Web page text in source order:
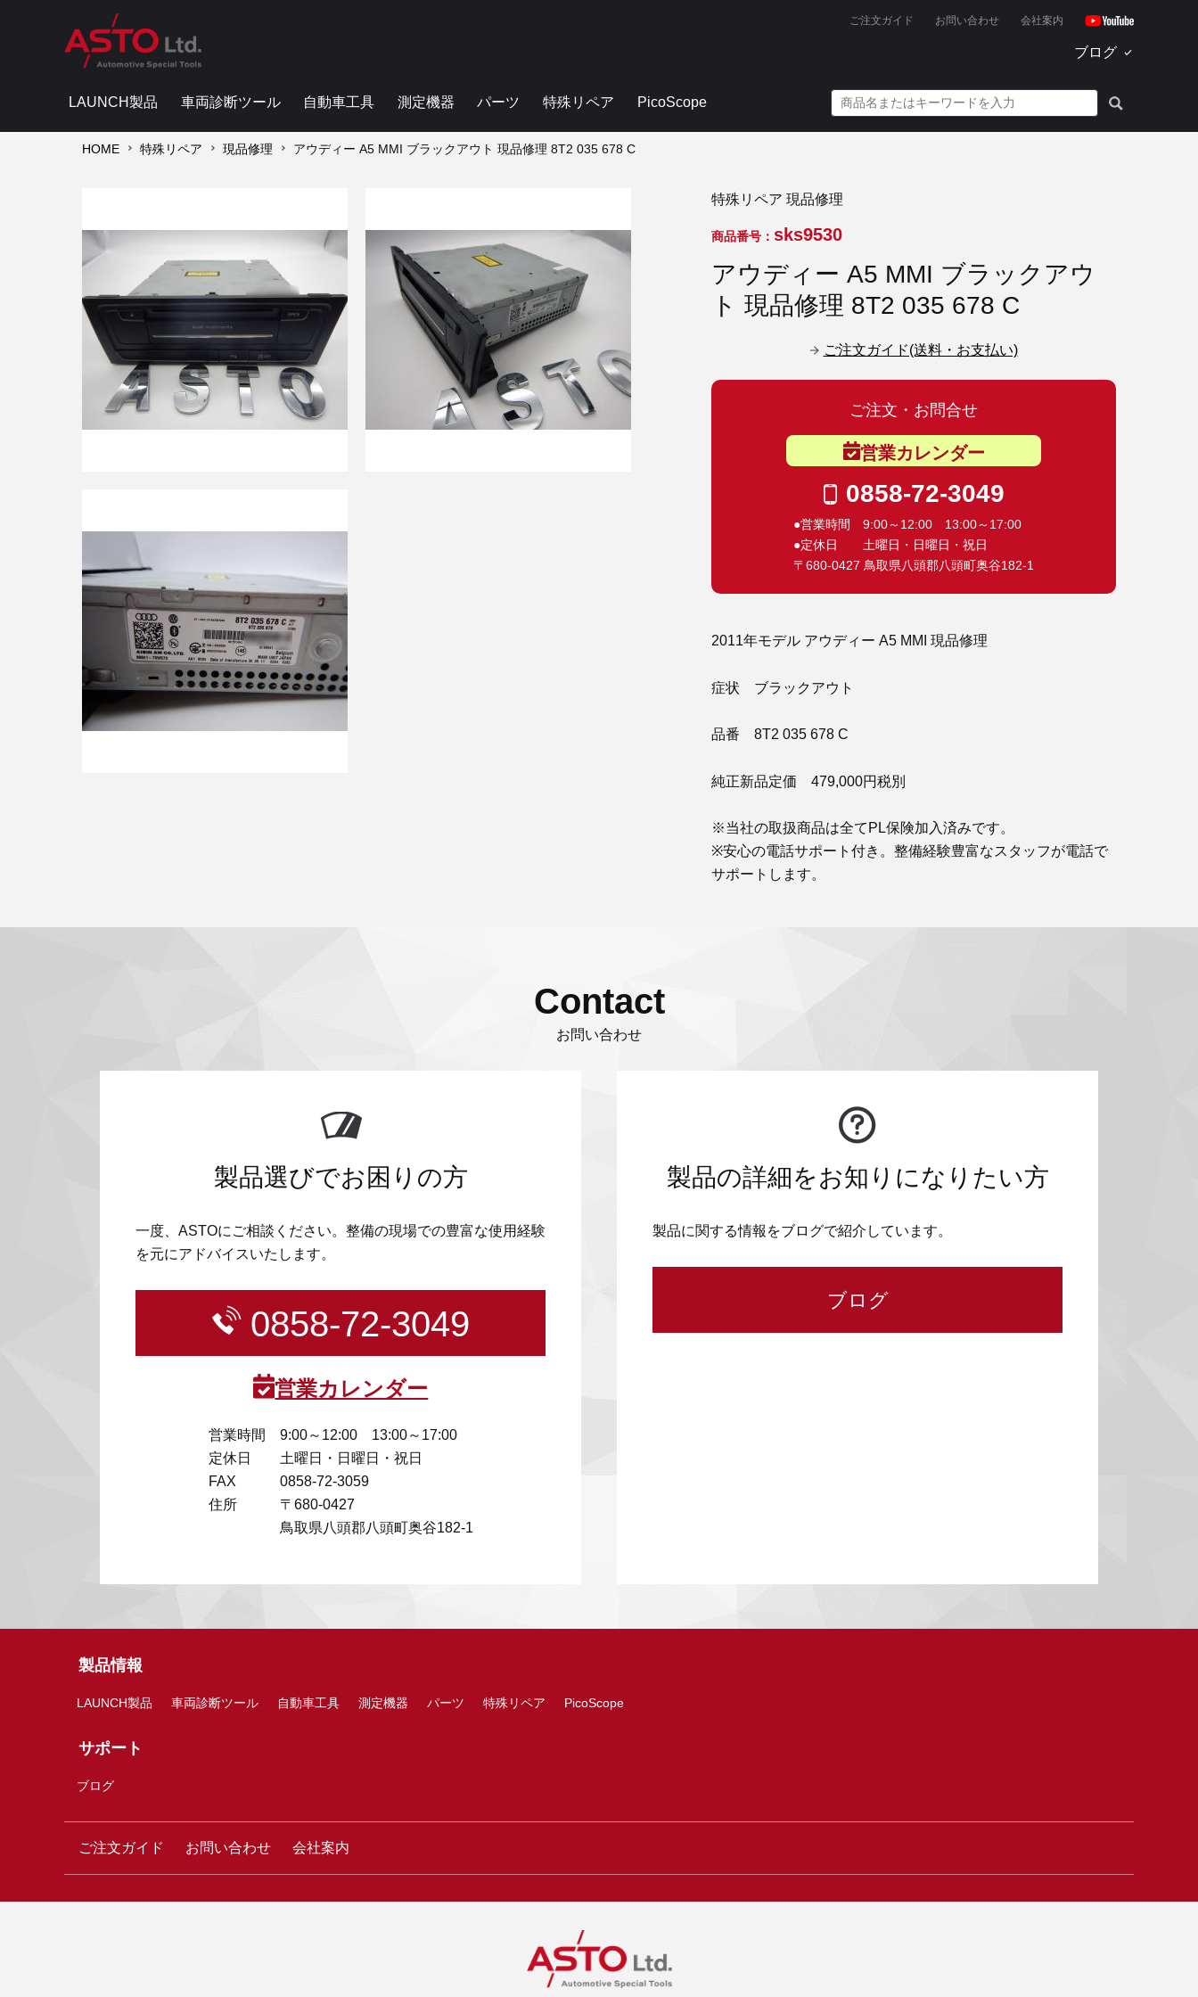
ご注文ガイド お問い合わせ 会社案内
ブログ
LAUNCH製品 車両診断ツール 自動車工具 測定機器 パーツ 特殊リペア PicoScope
HOME 特殊リペア 現品修理 アウディー A5 MMI ブラックアウト 現品修理 8T2 035 678 C
特殊リペア 現品修理
商品番号： sks9530
アウディー A5 MMI ブラックアウ
ト 現品修理 8T2 035 678 C
ご注文ガイド(送料・お支払い)
ご注文・お問合せ
営業カレンダー
0858-72-3049
●営業時間 9:00～12:00 13:00～17:00
●定休日 土曜日・日曜日・祝日
〒680-0427 鳥取県八頭郡八頭町奥谷182-1
2011年モデル アウディー A5 MMI 現品修理
症状 ブラックアウト
品番 8T2 035 678 C
純正新品定価 479,000円税別
※当社の取扱商品は全てPL保険加入済みです。
※安心の電話サポート付き。整備経験豊富なスタッフが電話で
サポートします。
Contact
お問い合わせ
製品選びでお困りの方
一度、ASTOにご相談ください。整備の現場での豊富な使用経験
を元にアドバイスいたします。
0858-72-3049
営業カレンダー
営業時間
9:00～12:00 13:00～17:00
定休日
土曜日・日曜日・祝日
FAX
0858-72-3059
住所
〒680-0427
鳥取県八頭郡八頭町奥谷182-1
製品の詳細をお知りになりたい方
製品に関する情報をブログで紹介しています。
ブログ
製品情報
LAUNCH製品 車両診断ツール 自動車工具 測定機器 パーツ 特殊リペア PicoScope
サポート
ブログ
ご注文ガイド お問い合わせ 会社案内